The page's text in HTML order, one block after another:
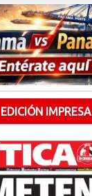
EDICIÓN IMPRESA